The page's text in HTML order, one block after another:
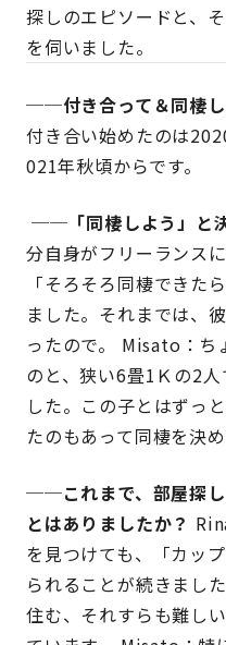
探しのエピソードと、
を伺いました。
──付き合って＆同棲し
付き合い始めたのは
021年秋頃からです。
──「同棲しよう」と
分自身がフリーランス
「そろそろ同棲できた
ました。それまでは、
ったので。 Misato：ち
のと、狭い6畳1Ｋの2
した。この子とはずっ
たのもあって同棲を決め
──これまで、部屋探し
とはありましたか？
を見つけても、「カッ
られることが続きまし
住む、それすらも難し